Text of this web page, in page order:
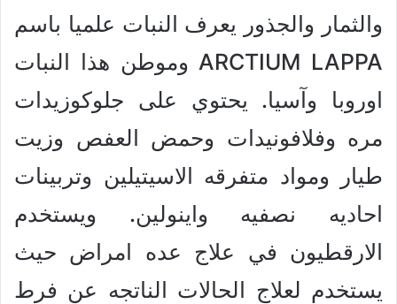
والثمار والجذور يعرف النبات علميا باسم
ARCTIUM LAPPA وموطن هذا النبات
اوروبا وآسيا. يحتوي على جلوكوزيدات
مره وفلافونيدات وحمض العفص وزيت
طيار ومواد متفرقه الاسيتيلين وتربينات
احاديه نصفيه واينولين. ويستخدم
الارقطيون في علاج عده امراض حيث
يستخدم لعلاج الحالات الناتجه عن فرط